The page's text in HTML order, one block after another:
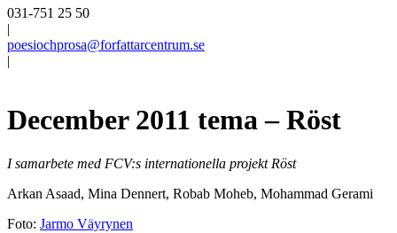
031-751 25 50
|
poesiochprosa@forfattarcentrum.se
|
December 2011 tema – Röst
I samarbete med FCV:s internationella projekt Röst
Arkan Asaad, Mina Dennert, Robab Moheb, Mohammad Gerami
Foto: Jarmo Väyrynen